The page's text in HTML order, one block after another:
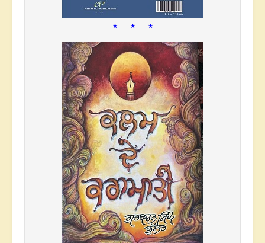
* * *